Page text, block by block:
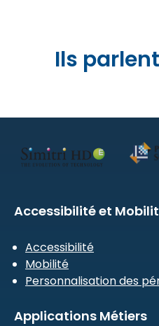
Ils
Accessibilité et
Accessibilité
Mobilité
Personnalisation des
Applications Métiers